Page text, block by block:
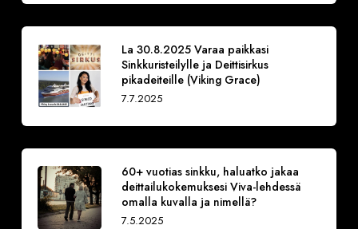
La 30.8.2025 Varaa paikkasi
Sinkkuristeilylle ja Deittisirkus
pikadeiteille (Viking Grace)
7.7.2025
60+ vuotias sinkku, haluatko jakaa
deittailukokemuksesi Viva-lehdessä
omalla kuvalla ja nimellä?
7.5.2025